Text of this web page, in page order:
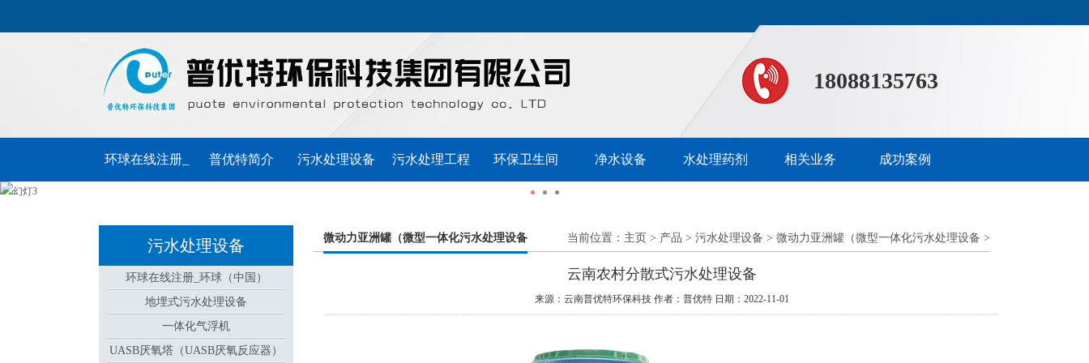
18088135763
环球在线注册_ 普优特简介 污水处理设备 污水处理工程 环保卫生间 净水设备 水处理药剂 相关业务 成功案例
污水处理设备
环球在线注册_环球（中国）
地埋式污水处理设备
一体化气浮机
UASB厌氧塔（UASB厌氧反应器）
微动力亚洲罐（微型一体化污水处理设备 当前位置： 主页 > 产品 > 污水处理设备 > 微动力亚洲罐（微型一体化污水处理设备 >
云南农村分散式污水处理设备
来源：云南普优特环保科技 作者：普优特 日期：2022-11-01